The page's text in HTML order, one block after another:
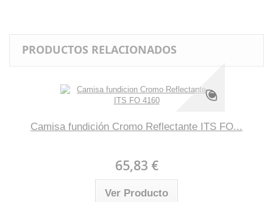
PRODUCTOS RELACIONADOS
Camisa fundición Cromo Reflectante ITS FO...
65,83 €
Ver Producto